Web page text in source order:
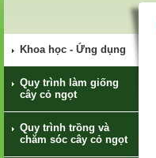
Khoa học - Ứng dụng
Quy trình làm giống
cây cỏ ngọt
Quy trình trồng và
chăm sóc cây cỏ ngọt